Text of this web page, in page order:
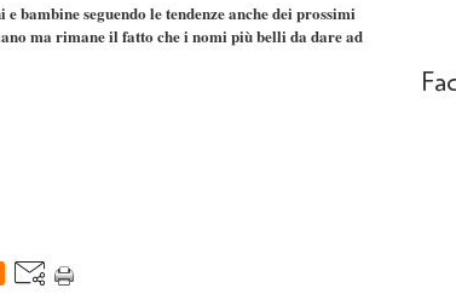
e bambineseguendo letendenzeanche dei prossimi
ma rimane il fatto che i nomi più belli da dare ad